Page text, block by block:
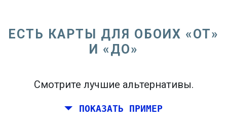
ЕСТЬ КАРТЫ ДЛЯ ОБОИХ «ОТ»
И «ДО»
Смотрите лучшие альтернативы.
ПОКАЗАТЬ ПРИМЕР